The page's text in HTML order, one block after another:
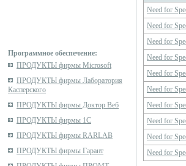
Программное обеспечение:
ПРОДУКТЫ фирмы Microsoft
ПРОДУКТЫ фирмы Лаборатория
Касперского
ПРОДУКТЫ фирмы Доктор Веб
ПРОДУКТЫ фирмы 1С
ПРОДУКТЫ фирмы RARLAB
ПРОДУКТЫ фирмы Гарант
Need for
Need for
Need for
Need for
Need for
Need for
Need for
Need for
Need for
Need for